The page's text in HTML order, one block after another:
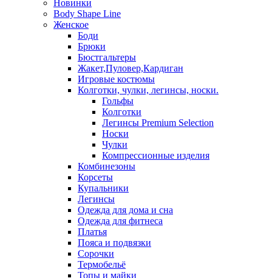
Новинки
Body Shape Line
Женское
Боди
Брюки
Бюстгальтеры
Жакет,Пуловер,Кардиган
Игровые костюмы
Колготки, чулки, легинсы, носки.
Гольфы
Колготки
Легинсы Premium Selection
Носки
Чулки
Компрессионные изделия
Комбинезоны
Корсеты
Купальники
Легинсы
Одежда для дома и сна
Одежда для фитнеса
Платья
Пояса и подвязки
Сорочки
Термобельё
Топы и майки